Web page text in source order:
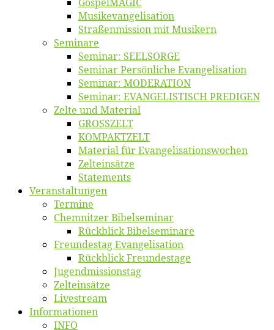
Musikevan­ge­li­sa­tion
Straßenmis­sion mit Musikern
Se­mi­na­re
Se­mi­nar: SEELSORGE
Se­mi­nar Per­sön­li­che Evangelisation
Se­mi­nar: MODERATION
Se­mi­nar: EVANGELISTISCH PREDIGEN
Zel­te und Material
GROSSZELT
KOMPAKTZELT
Ma­te­ri­al für Evangelisationswochen
Zelt­ein­sät­ze
State­ments
Ver­an­stal­tun­gen
Ter­mi­ne
Chemnit­zer Bibelseminar
Rück­blick Bibelseminare
Freun­des­tag Evangelisation
Rück­blick Freundestage
Jugend­mis­sions­tag
Zelt­ein­sät­ze
Live­stream
Informatio­nen
INFO